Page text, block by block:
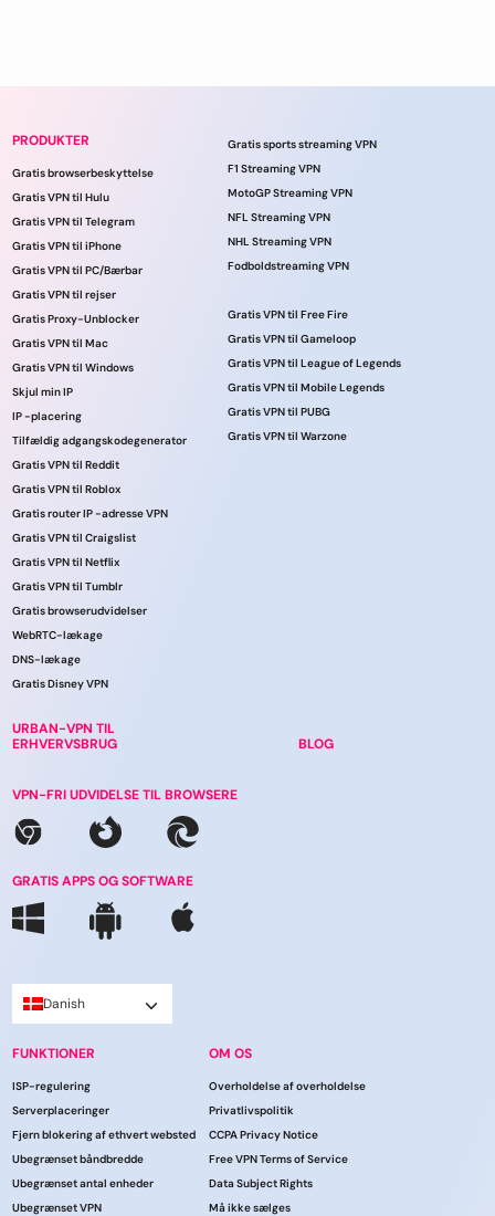
PRODUKTER
Gratis browserbeskyttelse
Gratis VPN til Hulu
Gratis VPN til Telegram
Gratis VPN til iPhone
Gratis VPN til PC/Bærbar
Gratis VPN til rejser
Gratis Proxy-Unblocker
Gratis VPN til Mac
Gratis VPN til Windows
Skjul min IP
IP -placering
Tilfældig adgangskodegenerator
Gratis VPN til Reddit
Gratis VPN til Roblox
Gratis router IP -adresse VPN
Gratis VPN til Craigslist
Gratis VPN til Netflix
Gratis VPN til Tumblr
Gratis browserudvidelser
WebRTC-lækage
DNS-lækage
Gratis Disney VPN
URBAN-VPN TIL
ERHVERVSBRUG
Gratis sports streaming VPN
F1 Streaming VPN
MotoGP Streaming VPN
NFL Streaming VPN
NHL Streaming VPN
Fodboldstreaming VPN
Gratis VPN til Free Fire
Gratis VPN til Gameloop
Gratis VPN til League of Legends
Gratis VPN til Mobile Legends
Gratis VPN til PUBG
Gratis VPN til Warzone
BLOG
VPN-FRI UDVIDELSE TIL BROWSERE
GRATIS APPS OG SOFTWARE
Danish
FUNKTIONER
ISP-regulering
Serverplaceringer
Fjern blokering af ethvert websted
Ubegrænset båndbredde
Ubegrænset antal enheder
Ubegrænset VPN
OM OS
Overholdelse af overholdelse
Privatlivspolitik
CCPA Privacy Notice
Free VPN Terms of Service
Data Subject Rights
Må ikke sælges